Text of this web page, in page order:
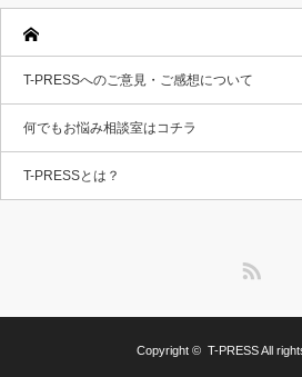
T-PRESSへのご意見・ご感想について
何でもお悩み相談室はコチラ
T-PRESSとは？
Copyright © T-PRESSAll